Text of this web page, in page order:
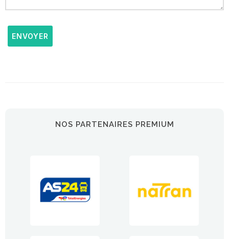
ENVOYER
NOS PARTENAIRES PREMIUM